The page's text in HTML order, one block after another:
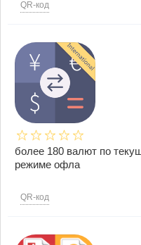
QR-код
более 180 валют по
режиме офла
QR-код